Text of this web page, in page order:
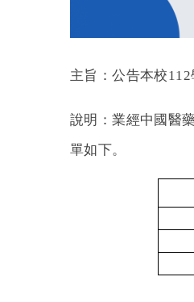
主旨：公告本校
說明：業經中國醫
單如下。